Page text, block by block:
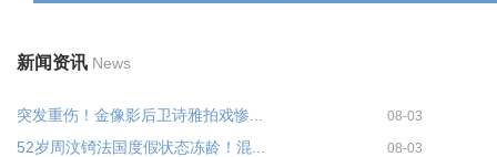
新闻资讯 News
突发重伤！金像影后卫诗雅拍戏惨... 08-03
52岁周汶锜法国度假状态冻龄！混... 08-03